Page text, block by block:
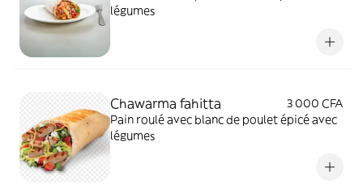
légumes
Chawarma fahitta
3 000 CFA
Pain roulé avec blanc de poulet épicé avec
légumes